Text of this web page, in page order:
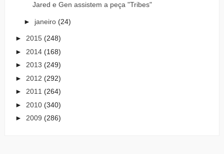
Jared e Gen assistem a peça "Tribes"
► janeiro (24)
► 2015 (248)
► 2014 (168)
► 2013 (249)
► 2012 (292)
► 2011 (264)
► 2010 (340)
► 2009 (286)